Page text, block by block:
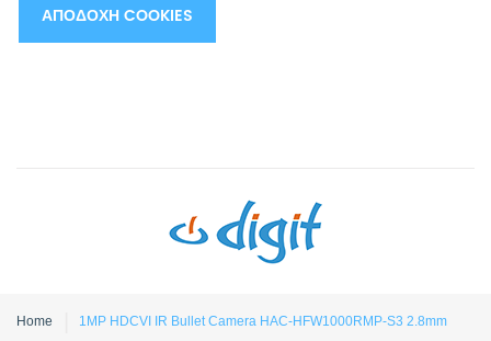
ΑΠΟΔΟΧΉ COOKIES
Home 1MP HDCVI IR Bullet Camera HAC-HFW1000RMP-S3 2.8mm